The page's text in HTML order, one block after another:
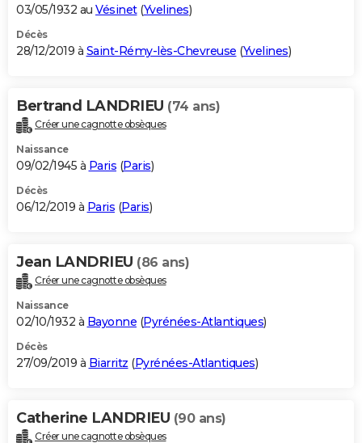
03/05/1932 au Vésinet(Yvelines)
Décès
28/12/2019 à Saint-Rémy-lès-Chevreuse (Yvelines)
Bertrand LANDRIEU (74 ans)
Créer une cagnotte obsèques
Naissance
09/02/1945 à Paris (Paris)
Décès
06/12/2019 à Paris (Paris)
Jean LANDRIEU (86 ans)
Créer une cagnotte obsèques
Naissance
02/10/1932 à Bayonne (Pyrénées-Atlantiques)
Décès
27/09/2019 à Biarritz (Pyrénées-Atlantiques)
Catherine LANDRIEU (90 ans)
Créer une cagnotte obsèques